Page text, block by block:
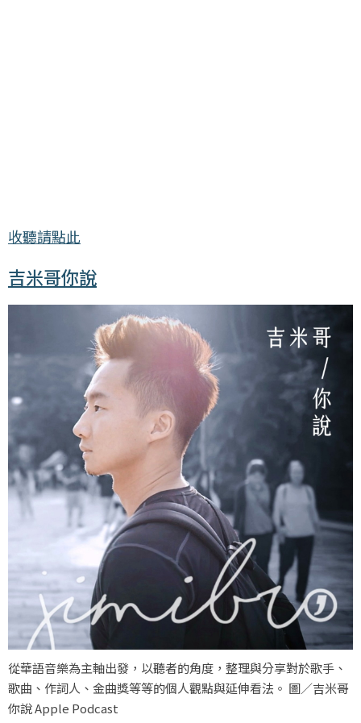
收聽請點此
吉米哥你說
從華語音樂為主軸出發，以聽者的角度，整理與分享對於歌手、
歌曲、作詞人、金曲獎等等的個人觀點與延伸看法。 圖／吉米哥
你說 Apple Podcast